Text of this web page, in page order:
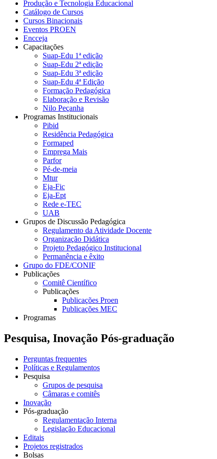
Produção e Tecnologia Educacional
Catálogo de Cursos
Cursos Binacionais
Eventos PROEN
Encceja
Capacitações
Suap-Edu 1ª edição
Suap-Edu 2ª edição
Suap-Edu 3ª edição
Suap-Edu 4ª Edição
Formação Pedagógica
Elaboração e Revisão
Nilo Peçanha
Programas Institucionais
Pibid
Residência Pedagógica
Formaped
Emprega Mais
Parfor
Pé-de-meia
Mtur
Eja-Fic
Eja-Ept
Rede e-TEC
UAB
Grupos de Discussão Pedagógica
Regulamento da Atividade Docente
Organização Didática
Projeto Pedagógico Institucional
Permanência e êxito
Grupo do FDE/CONIF
Publicações
Comitê Científico
Publicações
Publicações Proen
Publicações MEC
Programas
Pesquisa, Inovação Pós-graduação
Perguntas frequentes
Políticas e Regulamentos
Pesquisa
Grupos de pesquisa
Câmaras e comitês
Inovação
Pós-graduação
Regulamentação Interna
Legislação Educacional
Editais
Projetos registrados
Bolsas